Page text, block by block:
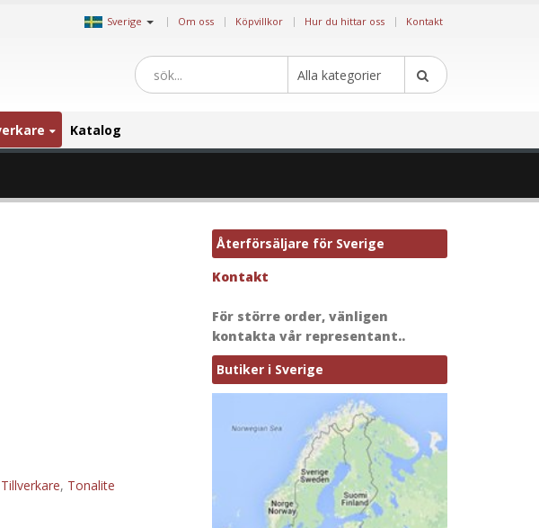
Sverige | Om oss Köpvillkor Hur du hittar oss Kontakt
Alla kategorier
Katalog
Tillverkare, Tonalite
Återförsäljare för Sverige
Kontakt
För större order, vänligen
kontakta vår representant..
Butiker i Sverige